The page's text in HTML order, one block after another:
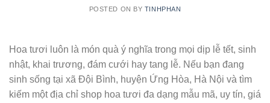
POSTED ON BY TINHPHAN
Hoa tươi luôn là món quà ý nghĩa trong mọi dịp lễ tết, sinh
nhật, khai trương, đám cưới hay tang lễ. Nếu bạn đang
sinh sống tại xã Đội Bình, huyện Ứng Hòa, Hà Nội và tìm
kiếm một địa chỉ shop hoa tươi đa dạng mẫu mã, uy tín, giá